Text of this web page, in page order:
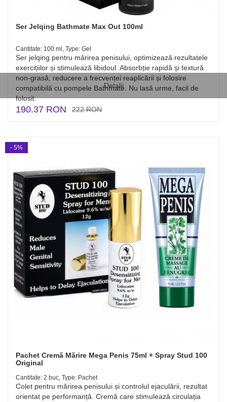
Detalii
Ser Jelqing Bathmate Max Out 100ml
Cantitate: 100 ml, Type: Gel
Ser jelqing pentru mărirea penisului, optimizează rezultatele
exercițiilor și stimulează libidoul. Absorbție rapidă și textură
non-grasă, reducere a frecvenței reaplicării și folosire
compatibilă cu pompele Bathmate. Nu lasă urme, facil de
folosit.
190.37 RON 222 RON
Pachet Cremă Mărire Mega Penis 75ml + Spray Stud 100
Original
Cantitate: 2 buc, Type: Pachet
Colet pentru mărirea penisului și controlul ejaculării, rezultat
orientat pe performanță. Cremă care stimulează circulația
- 5%